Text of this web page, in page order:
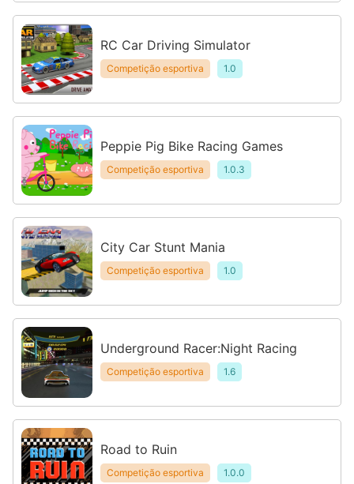
RC Car Driving Simulator
Competição esportiva 1.0
Peppie Pig Bike Racing Games
Competição esportiva 1.0.3
City Car Stunt Mania
Competição esportiva 1.0
Underground Racer:Night Racing
Competição esportiva 1.6
Road to Ruin
Competição esportiva 1.0.0